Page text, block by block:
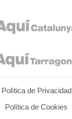
Política de Privacidad
Política de Cookies